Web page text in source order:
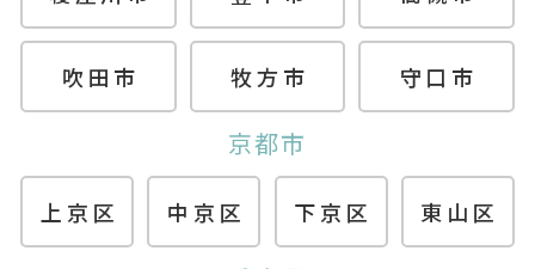
吹田市 牧方市 守口市
京都市
上京区 中京区 下京区 東山区